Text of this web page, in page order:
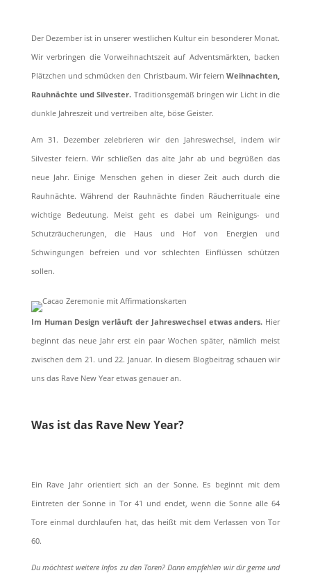
Der Dezember ist in unserer westlichen Kultur ein besonderer Monat.
Wir verbringen die Vorweihnachtszeit auf Adventsmärkten, backen
Plätzchen und schmücken den Christbaum. Wir feiernWeihnachten,
Rauhnächte und Silvester. Traditionsgemäß bringen wir Licht in die
dunkle Jahreszeit und vertreiben alte, böse Geister.
Am 31. Dezember zelebrieren wir den Jahreswechsel, indem wir
Silvester feiern. Wir schließen das alte Jahr ab und begrüßen das
neue Jahr. Einige Menschen gehen in dieser Zeit auch durch die
Rauhnächte. Während der Rauhnächte finden Räucherrituale eine
wichtige Bedeutung. Meist geht es dabei um Reinigungs- und
Schutzräucherungen, die Haus und Hof von Energien und
Schwingungen befreien und vor schlechten Einflüssen schützen
sollen.
Im Human Design verläuft der Jahreswechsel etwas anders. Hier
beginnt das neue Jahr erst ein paar Wochen später, nämlich meist
zwischen dem 21. und 22. Januar. In diesem Blogbeitrag schauen wir
uns das Rave New Year etwas genauer an.
Was ist das Rave New Year?
Ein Rave Jahr orientiert sich an der Sonne. Es beginnt mit dem
Eintreten der Sonne in Tor 41 und endet, wenn die Sonne alle 64
Tore einmal durchlaufen hat, das heißt mit dem Verlassen von Tor
60.
Du möchtest weitere Infos zu den Toren? Dann empfehlen wir dir gerne und